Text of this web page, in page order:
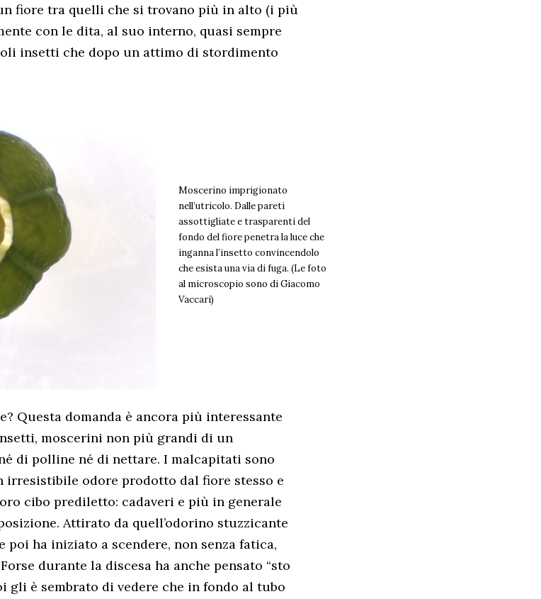
fiore tra quelli che si trovano più in alto (i più
con le dita, al suo interno, quasi sempre
insetti che dopo un attimo di stordimento
Moscerino imprigionato
nell’utricolo. Dalle pareti
assottigliate e trasparenti del
fondo del fiore penetra la luce che
inganna l’insetto convincendolo
che esista una via di fuga. (Le foto
al microscopio sono di Giacomo
Vaccari)
Questa domanda è ancora più interessante
moscerini non più grandi di un
di polline né di nettare. I malcapitati sono
odore prodotto dal fiore stesso e
cibo prediletto: cadaveri e più in generale
Attirato da quell’odorino stuzzicante
poi ha iniziato a scendere, non senza fatica,
durante la discesa ha anche pensato “sto
gli è sembrato di vedere che in fondo al tubo